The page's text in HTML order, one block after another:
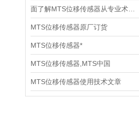
MTS位移传感器原厂订货
MTS位移传感器*
MTS位移传感器,MTS中国
MTS位移传感器使用技术文章